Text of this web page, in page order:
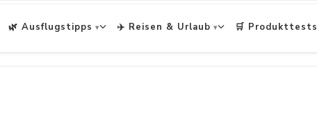
🌿 Ausflugstipps ✈️ Reisen & Urlaub 🛒 Produkttests